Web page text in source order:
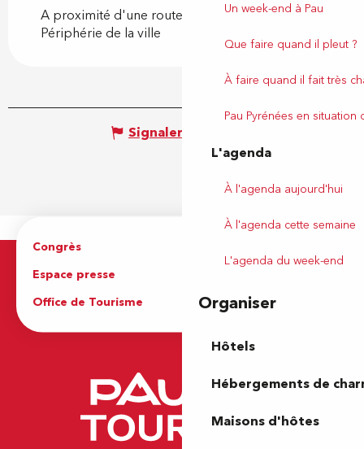
Un week-end à Pau
Que faire quand il pleut ?
À faire quand il fait très
Pau Pyrénées en situation
L'agenda
À l'agenda aujourd'hui
À l'agenda cette semaine
L'agenda du week-end
Organiser
Hôtels
Hébergements de
Maisons d'hôtes
A proximité d'une route nationale
Périphérie de la ville
Signaler une erreur
Congrès
Espace presse
Office de Tourisme